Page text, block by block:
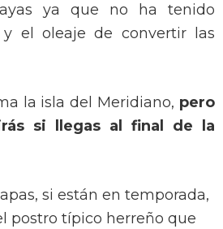
ya que no ha tenido
el oleaje de convertir las
la isla del Meridiano, pero
si llegas al final de la
si están en temporada,
postro típico herreño que